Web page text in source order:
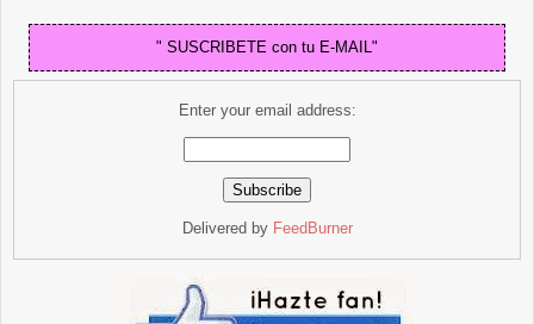
" SUSCRIBETE con tu E-MAIL"
Enter your email address:
Delivered by FeedBurner